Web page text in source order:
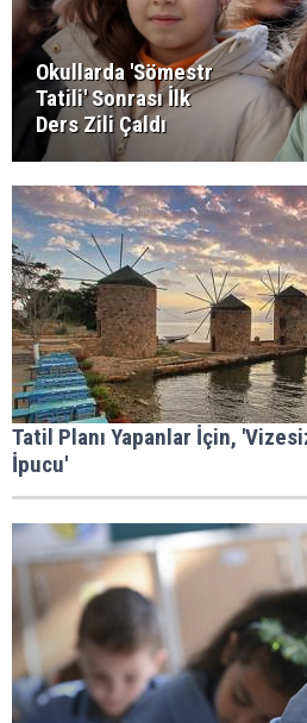
Okullarda 'Sömestr
Tatili' Sonrası İlk
Ders Zili Çaldı
Tatil Planı Yapanlar İçin,
İpucu'